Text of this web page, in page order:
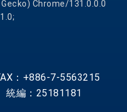
Chrome/131.0.0.0
：+886-7-5563215
統編：25181181